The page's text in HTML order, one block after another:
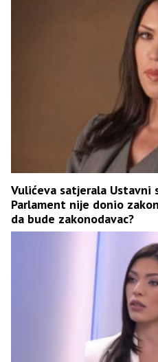
Vulićeva satjerala Ustavni
Parlament nije donio
da bude zakonodavac?